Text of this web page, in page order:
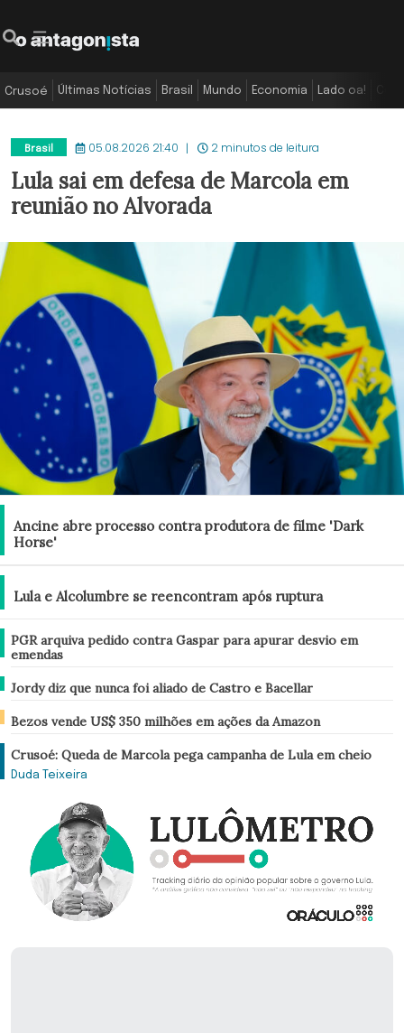
Crusoé Últimas Notícias Brasil Mundo Economia Lado oa!
Brasil 05.08.2026 21:40 2 minutos de leitura
Lula sai em defesa de Marcola em
reunião no Alvorada
Ancine abre processo contra produtora de filme 'Dark
Horse'
Lula e Alcolumbre se reencontram após ruptura
Brasil
PGR arquiva pedido contra Gaspar para apurar desvio em
emendas
Brasil
Jordy diz que nunca foi aliado de Castro e Bacellar
Economia
Bezos vende US$ 350 milhões em ações da Amazon
Análise
Crusoé: Queda de Marcola pega campanha de Lula em cheio
Duda Teixeira